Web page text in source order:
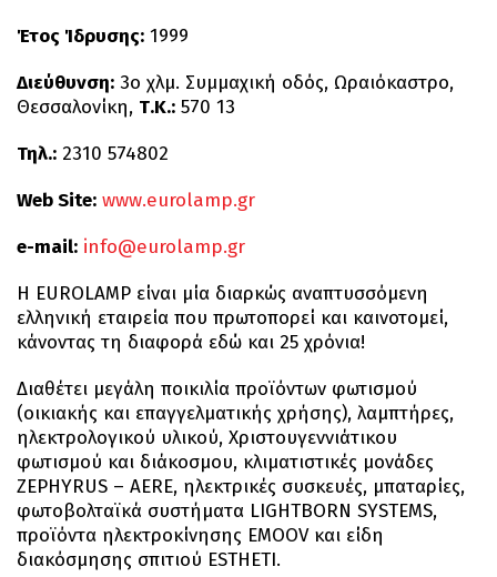
Έτος Ίδρυσης: 1999
Διεύθυνση: 3ο χλμ. Συμμαχική οδός, Ωραιόκαστρο,
Θεσσαλονίκη, Τ.Κ.: 570 13
Τηλ.: 2310 574802
Web Site: www.eurolamp.gr
e-mail: info@eurolamp.gr
Η EUROLAMP είναι μία διαρκώς αναπτυσσόμενη
ελληνική εταιρεία που πρωτοπορεί και καινοτομεί,
κάνοντας τη διαφορά εδώ και 25 χρόνια!
Διαθέτει μεγάλη ποικιλία προϊόντων φωτισμού
(οικιακής και επαγγελματικής χρήσης), λαμπτήρες,
ηλεκτρολογικού υλικού, Χριστουγεννιάτικου
φωτισμού και διάκοσμου, κλιματιστικές μονάδες
ZEPHYRUS – AERE, ηλεκτρικές συσκευές, μπαταρίες,
φωτοβολταϊκά συστήματα LIGHTBORN SYSTEMS,
προϊόντα ηλεκτροκίνησης EMOOV και είδη
διακόσμησης σπιτιού ESTHETI.